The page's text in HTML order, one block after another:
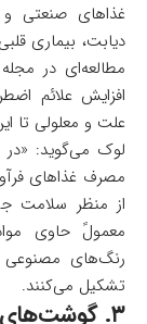
غذاهای صنعتی و
دیابت، بیماری
افزایش علائم
علت و معلولی تا
لوک می‌گوید: «در
مصرف غذاهای
از منظر سلامت
معمولً حاوی
رنگ‌های مصنوعی
تشکیل می‌کنند.
۳. گوشت‌های فرآوری‌شده